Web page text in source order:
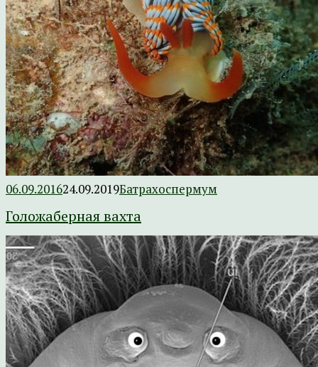
06.09.201624.09.2019Батрахоспермум
Голожаберная вахта